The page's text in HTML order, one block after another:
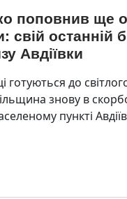
поповнив ще
свій останній
Авдіївки
готуються до
знову в
пункті